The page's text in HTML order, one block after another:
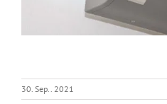
30. Sep.. 2021